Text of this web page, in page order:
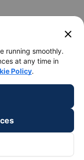
keyboard_arrow_down
keyboard_arrow_down
close
running smoothly.
at any time in
Policy.